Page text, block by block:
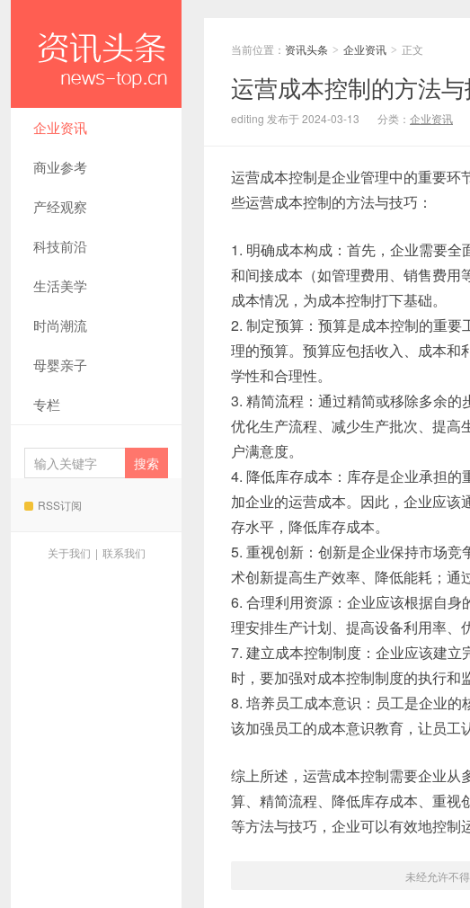
企业资讯
商业参考
产经观察
科技前沿
生活美学
时尚潮流
母婴亲子
专栏
RSS订阅
关于我们 | 联系我们
当前位置： 资讯头条 > 企业资讯 > 正文
运营成本控制的方法
editing 发布于 2024-03-13 分类： 企业资讯
运营成本控制是企业管理中的重要环
些运营成本控制的方法与技巧：
1. 明确成本构成：首先，企业需要全
和间接成本（如管理费用、销售费用
成本情况，为成本控制打下基础。
2. 制定预算：预算是成本控制的重
理的预算。预算应包括收入、成本和
学性和合理性。
3. 精简流程：通过精简或移除多余的
优化生产流程、减少生产批次、提高
户满意度。
4. 降低库存成本：库存是企业承担
加企业的运营成本。因此，企业应
存水平，降低库存成本。
5. 重视创新：创新是企业保持市场
术创新提高生产效率、降低能耗；通
6. 合理利用资源：企业应该根据自
理安排生产计划、提高设备利用率、
7. 建立成本控制制度：企业应该建
时，要加强对成本控制制度的执行和
8. 培养员工成本意识：员工是企业
该加强员工的成本意识教育，让员工
综上所述，运营成本控制需要企业从
算、精简流程、降低库存成本、重视
等方法与技巧，企业可以有效地控制
未经允许不